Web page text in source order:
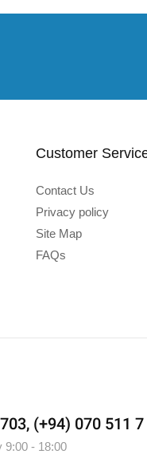
Customer
Contact Us
Privacy policy
Site Map
FAQs
(+94) 070 511 7
9:00 - 18:00